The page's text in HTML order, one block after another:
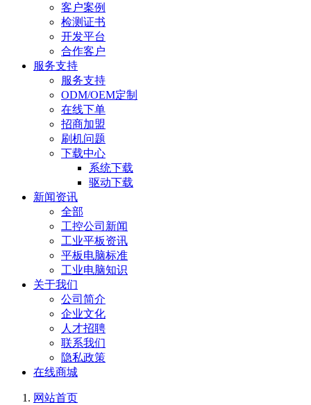
客户案例
检测证书
开发平台
合作客户
服务支持
服务支持
ODM/OEM定制
在线下单
招商加盟
刷机问题
下载中心
系统下载
驱动下载
新闻资讯
全部
工控公司新闻
工业平板资讯
平板电脑标准
工业电脑知识
关于我们
公司简介
企业文化
人才招聘
联系我们
隐私政策
在线商城
网站首页